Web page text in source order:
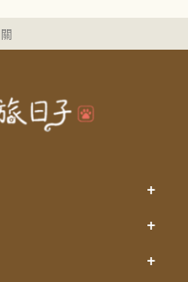
+
+
+